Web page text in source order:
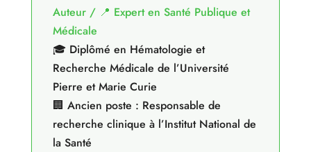
Auteur / 📍 Expert en Santé Publique et
Médicale
🎓 Diplômé en Hématologie et
Recherche Médicale de l’Université
Pierre et Marie Curie
🏢 Ancien poste : Responsable de
recherche clinique à l’Institut National de
la Santé